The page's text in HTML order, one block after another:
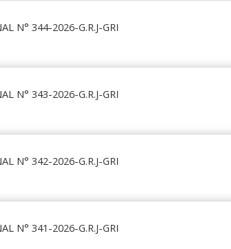
N° 344-2026-G.R.J-GRI
N° 343-2026-G.R.J-GRI
N° 342-2026-G.R.J-GRI
N° 341-2026-G.R.J-GRI